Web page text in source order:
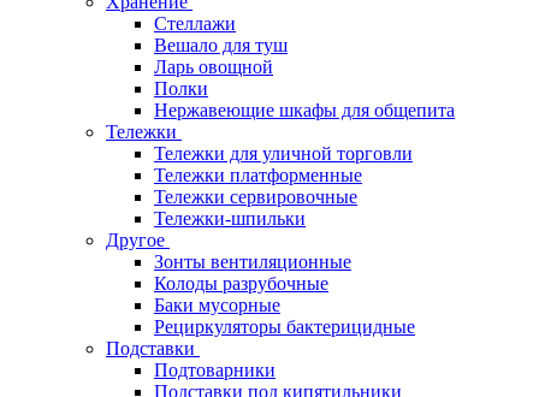
Стеллажи
Вешало для туш
Ларь овощной
Полки
Нержавеющие шкафы для общепита
Тележки
Тележки для уличной торговли
Тележки платформенные
Тележки сервировочные
Тележки-шпильки
Другое
Зонты вентиляционные
Колоды разрубочные
Баки мусорные
Рециркуляторы бактерицидные
Подставки
Подтоварники
Подставки под кипятильники